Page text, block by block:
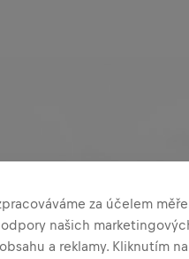
za účelem
našich
a reklamy. Kliknutím